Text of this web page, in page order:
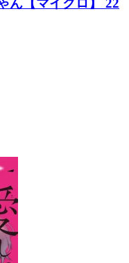
ん【マイクロ】 22